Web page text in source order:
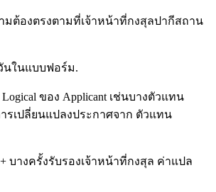
มต้องตรงตามที่เจ้าหน้าที่กงสุลปากีสถาน
นในแบบฟอร์ม.
ของ Applicant เช่นบางตัวแทน
ารเปลี่ยนแปลงประกาศจาก ตัวแทน
บางครั้งรับรองเจ้าหน้าที่กงสุล ค่าแปล